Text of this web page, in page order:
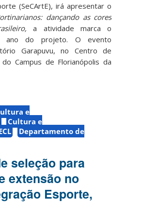
(SeCArtE), irá apresentar o
dançando as cores
a atividade marca o
ano do projeto. O evento
Garapuvu, no Centro de
Campus de Florianópolis da
e
Cultura e
Departamento de
seleção para
extensão no
Esporte,